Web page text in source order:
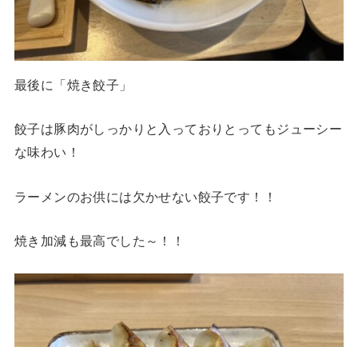
最後に「焼き餃子」
餃子は豚肉がしっかりと入っておりとってもジューシー
な味わい！
ラーメンのお供には欠かせない餃子です！！
焼き加減も最高でした～！！